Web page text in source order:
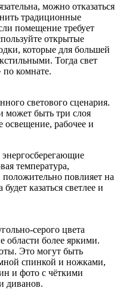
можно отказаться
традиционные
помещение требует
открытые
которые для большей
Тогда свет
по комнате.
светового сценария.
быть три слоя
освещение, рабочее и
температура,
повлияет на
казаться светлее и
серого цвета
области более яркими.
Это могут быть
спинкой и ножками,
и фото с чёткими
диванов.